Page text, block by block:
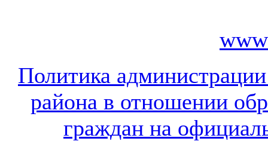
Политика
района в отношении
граждан на